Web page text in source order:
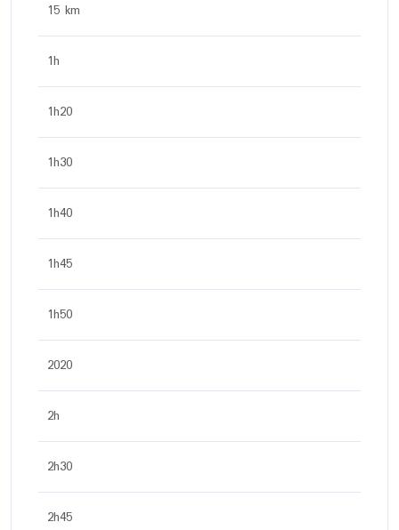
15 km
1h
1h20
1h30
1h40
1h45
1h50
2020
2h
2h30
2h45